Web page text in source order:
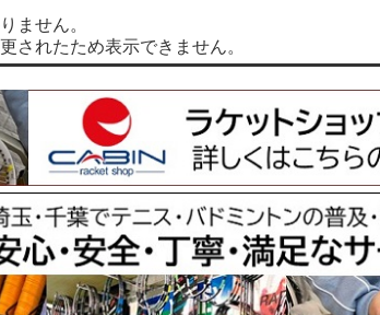
ません。
されたため表示できません。